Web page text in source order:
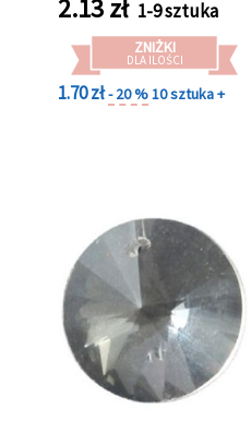
2.13zł 1-9 sztuka
ZNIŻKI
DLA ILOŚCI
1.70 zł- 20 %10 sztuka +